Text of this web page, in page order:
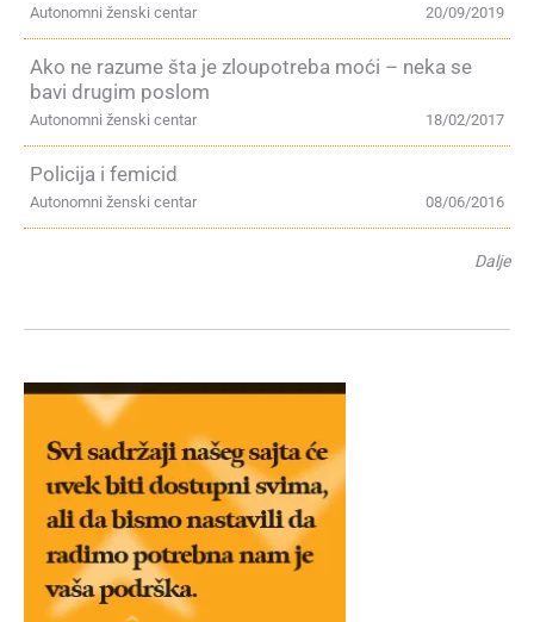
20/09/2019
Autonomni ženski centar
Ako ne razume šta je zloupotreba moći – neka se
bavi drugim poslom
18/02/2017
Autonomni ženski centar
Policija i femicid
08/06/2016
Autonomni ženski centar
Dalje